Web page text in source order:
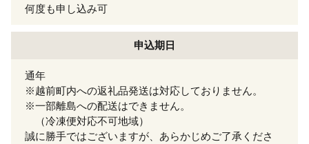
何度も申し込み可
申込期日
通年
※越前町内への返礼品発送は対応しておりません。
※一部離島への配送はできません。
（冷凍便対応不可地域）
誠に勝手ではございますが、あらかじめご了承くださ